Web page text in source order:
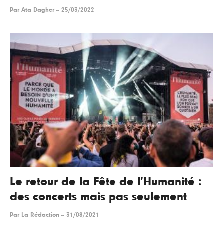
Par Ata Dagher -- 25/03/2022
Le retour de la Fête de l’Humanité :
des concerts mais pas seulement
Par La Rédaction -- 31/08/2021